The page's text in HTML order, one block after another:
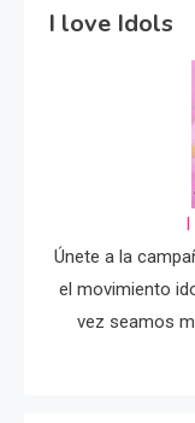
I love Idols
I
Únete a la
el movimiento
vez seamos